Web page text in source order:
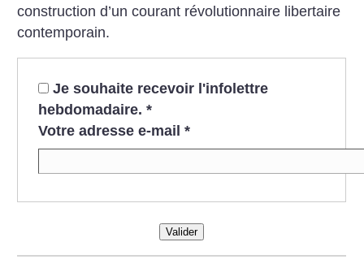
construction d’un courant révolutionnaire libertaire
contemporain.
Je souhaite recevoir l'infolettre
hebdomadaire. *
Votre adresse e-mail *
Valider